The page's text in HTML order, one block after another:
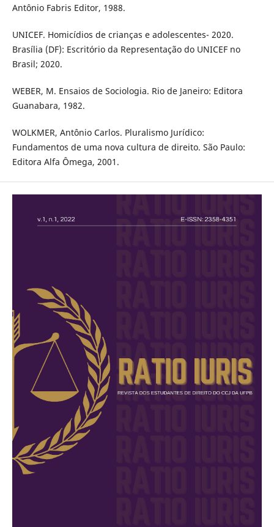
Antônio Fabris Editor, 1988.
UNICEF. Homicídios de crianças e adolescentes- 2020.
Brasília (DF): Escritório da Representação do UNICEF no
Brasil; 2020.
WEBER, M. Ensaios de Sociologia. Rio de Janeiro: Editora
Guanabara, 1982.
WOLKMER, Antônio Carlos. Pluralismo Jurídico:
Fundamentos de uma nova cultura de direito. São Paulo:
Editora Alfa Ômega, 2001.